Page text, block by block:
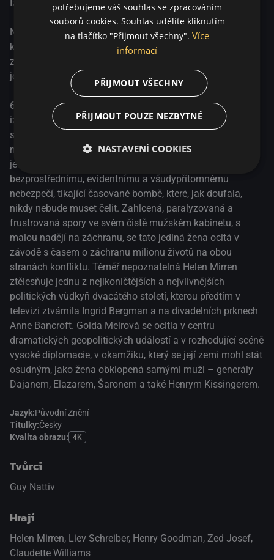
Izrael, 1973. Jedna žena mezi vítězstvím a porážkou.
Napínavé drama, které zachycuje, jak odpovědným a
kontroverzním rozhodnutím musela čelit Golda Meirová –
známá také jako „železná lady Izraele“ – během
jomkipurské války v roce 1973.
6. října 1973, pod rouškou tmy, v den největšího
izraelského svátku a během měsíce ramadánu, zahájila
spojená vojska Egypta, Sýrie a Jordánska překvapivý útok
na Sinajský poloostrov a Golanské výšiny. Golda Meirová,
jediná premiérka v dějinách Izraele, stojí proti přesile, čelí
bezprostřednímu, evidentnímu a všudypřítomnému
nebezpečí, tikající časované bombě, které, jak doufala,
nikdy nebude muset čelit. Zahlcená, paralyzovaná a
frustrovaná spory ve svém čistě mužském kabinetu, s
malou nadějí na záchranu, se tato jediná žena ocitá v
závodě s časem o záchranu milionu životů na obou
stranách konfliktu. Téměř nepoznatelná Helen Mirren
ztělesňuje jednu z nejikoničtějších a nejvlivnějších
politických vůdkyň dvacátého století, kterou předtím v
televizi ztvárnila Ingrid Bergman a na divadelních prknech
Anne Bancroft. Golda Meirová se ocitla v centru
dramatických geopolitických událostí a v rozhodující scéně
vysoké diplomacie, v okamžiku, který se její zemi mohl stát
osudným, jako žena obklopená samými muži – generály
Dajanem, Elazarem, Šaronem a také Henrym Kissingerem.
Jazyk:Původní Znění
Titulky:Česky
Kvalita obrazu: 4K
Tvůrci
Guy Nattiv
Hrají
Helen Mirren, Liev Schreiber, Henry Goodman, Zed Josef,
Claudette Williams
potřebujeme váš souhlas se zpracováním
souborů cookies. Souhlas udělíte kliknutím
na tlačítko "Přijmout všechny". Více
informací
PŘIJMOUT VŠECHNY
PŘIJMOUT POUZE NEZBYTNÉ
NASTAVENÍ COOKIES